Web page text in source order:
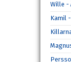
Wille -
Kamil